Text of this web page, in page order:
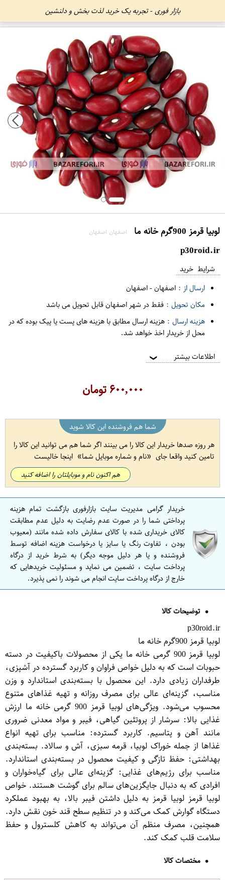
بازار فوری - تجربه یک خرید لذت بخش و دلنشین
لوبیا قرمز 900گرم خانه ما اصفهان اصفهان
p30roid.ir
شرایط خرید
ارسال از : اصفهان-اصفهان
مکان تحویل : فقط در شهر اصفهان قابل تحویل می باشد
هزینه ارسال : هزینه ارسال مطابق با هزینه های پست یا پیک بوده که در
محل از خریدار اخذ خواهد شد.
اطلاعات بیشتر ❯
۶۰۰,۰۰۰تومان
شما هم فروشنده این کالا شوید
هر روزه صدها خریدار این کالا را می بینند اگر شما هم می توانید این کالا را
تامین کنید واقعا جای
نام و شماره موبایل شما اینجا خالیست
هم اکنون نام و موبایلتان را اضافه کنید
خریدار گرامی مدیریت سایت بازارفوری بازگشت تمام هزینه
پرداختی شما را در صورت عدم رضایت به دلیل عدم مطابقت
کالای خریداری شده با کالای سفارش داده شده مانند (معیوب
بودن ، تفاوت رنگ یا سایز یا درخواست هزینه اضافه توسط
فروشنده و یا هر دلیل موجه دیگر) به شرط خرید از درگاه
پرداخت سایت ، تضمین می نماید و مسئولیت خریدهایی که
خارج از درگاه پرداخت سایت انجام می شوند را نمی پذیرد.
توضیحات کالا
p30roid.ir
لوبیا قرمز 900گرم خانه ما
لوبیا قرمز 900 گرمی خانه ما یکی از محصولات باکیفیت در دسته
حبوبات است که به دلیل خواص فراوان و کاربرد گسترده در آشپزی،
طرفداران زیادی دارد. این محصول با بسته‌بندی استاندارد و وزن
مناسب، گزینه‌ای عالی برای مصرف روزانه و تهیه غذاهای متنوع
محسوب می‌شود. ویژگی‌های لوبیا قرمز 900 گرمی خانه ما ارزش
غذایی بالا: سرشار از پروتئین گیاهی، فیبر و مواد معدنی ضروری
مانند آهن و پتاسیم. کاربرد گسترده: مناسب برای تهیه انواع
غذاها از جمله خوراک لوبیا، قرمه سبزی، آش و سالاد. بسته‌بندی
بهداشتی: حفظ تازگی و کیفیت محصول در بسته‌بندی استاندارد.
مناسب برای رژیم‌های غذایی: گزینه‌ای عالی برای گیاه‌خواران و
افرادی که به دنبال جایگزین‌های سالم برای گوشت هستند. خواص
لوبیا قرمز لوبیا قرمز به دلیل داشتن فیبر بالا، به بهبود عملکرد
دستگاه گوارش کمک می‌کند و در تنظیم سطح قند خون نقش دارد.
همچنین، مصرف منظم آن می‌تواند به کاهش کلسترول و حفظ
سلامت قلب کمک کند.
مختصات کالا